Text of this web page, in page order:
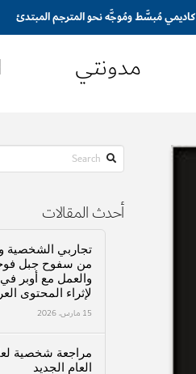
مدونتي
Search
أحدث المقالات
من سفوح جبل
والعمل مع أوبر
لإثراء المحتوى
15 مارس، 2026
العام الجديد